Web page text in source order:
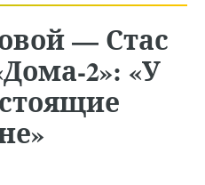
— Стас
2»: «У